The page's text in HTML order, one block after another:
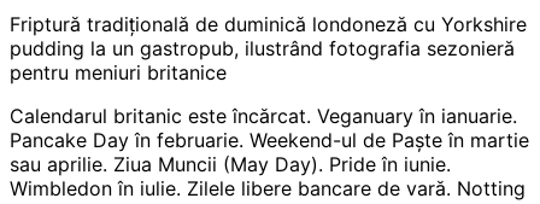
Friptură tradițională de duminică londoneză cu Yorkshire
pudding la un gastropub, ilustrând fotografia sezonieră
pentru meniuri britanice
Calendarul britanic este încărcat. Veganuary în ianuarie.
Pancake Day în februarie. Weekend-ul de Paște în martie
sau aprilie. Ziua Muncii (May Day). Pride în iunie.
Wimbledon în iulie. Zilele libere bancare de vară. Notting